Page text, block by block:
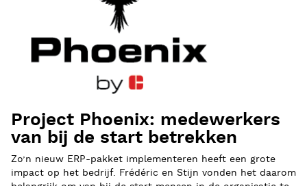
Project Phoenix: medewerkers
van bij de start betrekken
Zo’n nieuw ERP-pakket implementeren heeft een grote
impact op het bedrijf. Frédéric en Stijn vonden het daarom